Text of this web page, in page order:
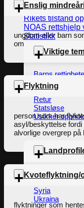
Rikets tilstand
NOAS rettshjelp
Statistikk
Viktige
Barns
EU-pakten
Rettssikkerhet
Retur
Statsløse
Usikker
Eritrea
Palestina
Syria
Ukraina
Enslig
ungdom eller barn
omsorgspersoner og
Flyktning
person som har
asyl/beskyttelse
alvorlige overgrep på
flyktninger som